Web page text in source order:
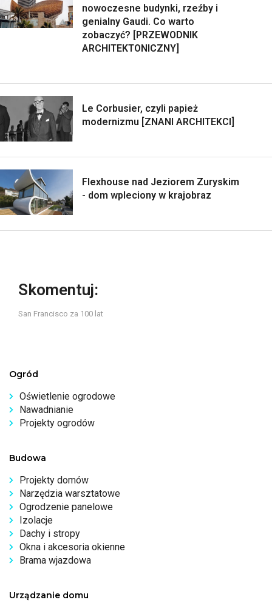
nowoczesne budynki, rzeźby i
genialny Gaudi. Co warto
zobaczyć? [PRZEWODNIK
ARCHITEKTONICZNY]
Le Corbusier, czyli papież
modernizmu [ZNANI ARCHITEKCI]
Flexhouse nad Jeziorem Zuryskim
- dom wpleciony w krajobraz
Skomentuj:
San Francisco za 100 lat
Ogród
Oświetlenie ogrodowe
Nawadnianie
Projekty ogrodów
Budowa
Projekty domów
Narzędzia warsztatowe
Ogrodzenie panelowe
Izolacje
Dachy i stropy
Okna i akcesoria okienne
Brama wjazdowa
Urządzanie domu